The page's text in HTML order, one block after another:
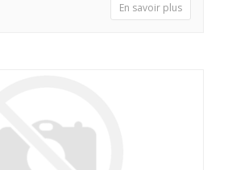
En savoir plus